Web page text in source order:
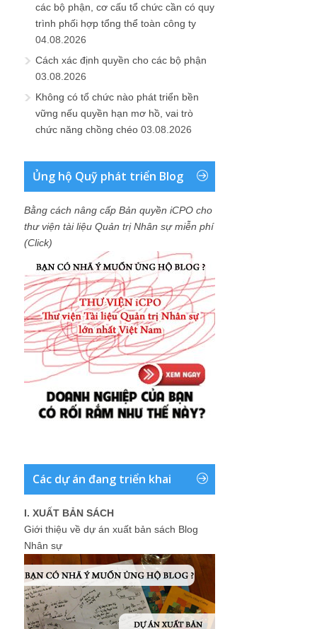
các bộ phận, cơ cấu tổ chức cần có quy
trình phối hợp tổng thể toàn công ty
04.08.2026
Cách xác định quyền cho các bộ phận
03.08.2026
Không có tổ chức nào phát triển bền
vững nếu quyền hạn mơ hồ, vai trò
chức năng chồng chéo 03.08.2026
Ủng hộ Quỹ phát triển Blog
Bằng cách nâng cấp Bản quyền iCPO cho
thư viện tài liệu Quản trị Nhân sự miễn phí
(Click)
Các dự án đang triển khai
I. XUẤT BẢN SÁCH
Giới thiệu về dự án xuất bản sách Blog
Nhân sự